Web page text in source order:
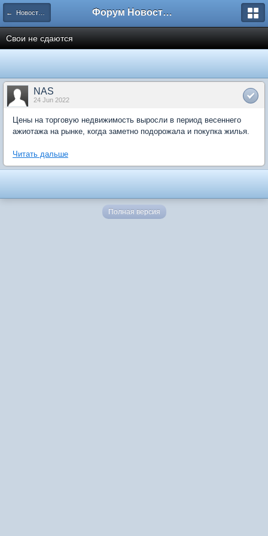
← Новости рынка недвижимости Форум Новостройки
Свои не сдаются
NAS
24 Jun 2022
Цены на торговую недвижимость выросли в период весеннего
ажиотажа на рынке, когда заметно подорожала и покупка жилья.
Читать дальше
Полная версия